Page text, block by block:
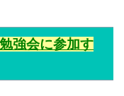
強会に参加す